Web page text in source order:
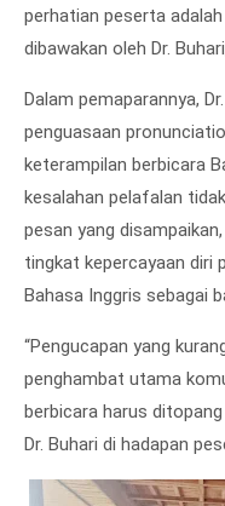
perhatian peserta
dibawakan oleh Dr.
Dalam pemaparannya,
penguasaan
keterampilan berbicara
kesalahan pelafalan
pesan yang
tingkat kepercayaan diri
Bahasa Inggris sebagai
“Pengucapan yang
penghambat utama
berbicara harus
Dr. Buhari di hadapan